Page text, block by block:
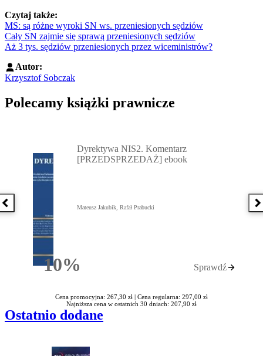
Czytaj także:
MS: są różne wyroki SN ws. przeniesionych sędziów
Cały SN zajmie się sprawą przeniesionych sędziów
Aż 3 tys. sędziów przeniesionych przez wiceministrów?
Autor:
Krzysztof Sobczak
Polecamy książki prawnicze
Poprzednia książka
10%Rabatu
Dyrektywa NIS2. Komentarz
[PRZEDSPRZEDAŻ] ebook
Mateusz Jakubik, Rafał Prabucki
Sprawdź
Cena promocyjna: 267,30 zł | Cena regularna: 297,00 zł
Najniższa cena w ostatnich 30 dniach: 207,90 zł
Ostatnio dodane